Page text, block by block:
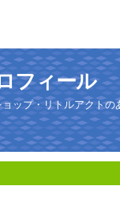
フィール
ップ・リトルアクト